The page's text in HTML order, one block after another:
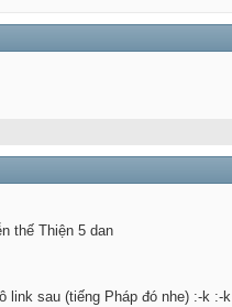
thế Thiện 5 dan
link sau (tiếng Pháp đó nhe) :-k :-k